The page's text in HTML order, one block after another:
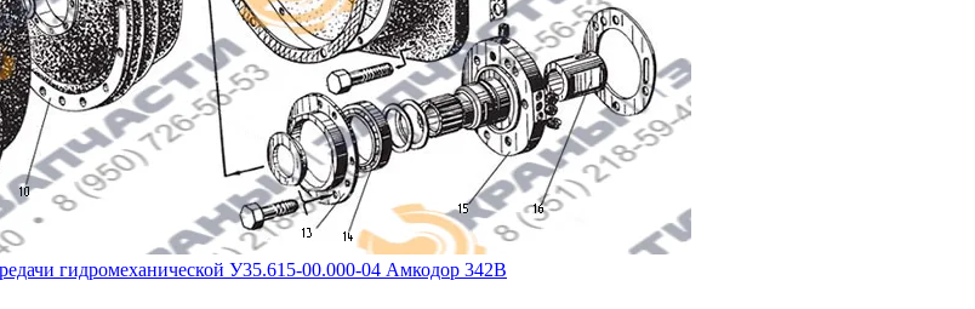
гидромеханической У35.615-00.000-04 Амкодор 342В